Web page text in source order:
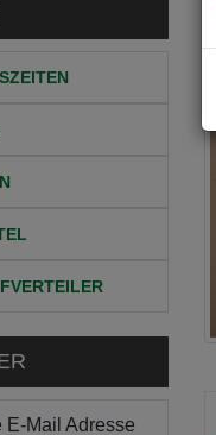
E-Mail Adresse